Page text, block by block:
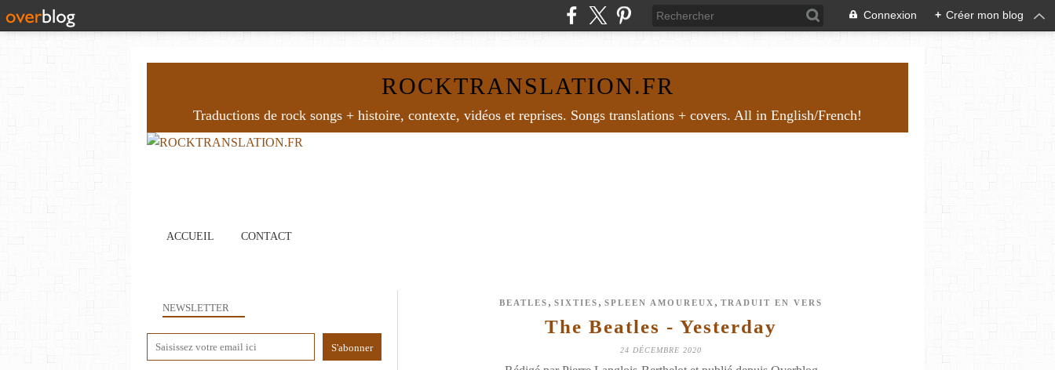
Connexion + Créer mon blog
ROCKTRANSLATION.FR
Traductions de rock songs + histoire, contexte, vidéos et reprises. Songs translations + covers. All in English/French!
ACCUEIL CONTACT
BEATLES , SIXTIES , SPLEEN AMOUREUX , TRADUIT EN VERS
The Beatles - Yesterday
24 DÉCEMBRE 2020
NEWSLETTER